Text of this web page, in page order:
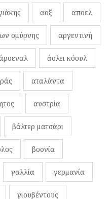
αοξ αποελ
σμύρνης αργεντινή
άσλει κόουλ
αταλάντα
αυστρία
βάλτερ ματσάρι
βοσνία
γαλλία γερμανία
γιουβέντους